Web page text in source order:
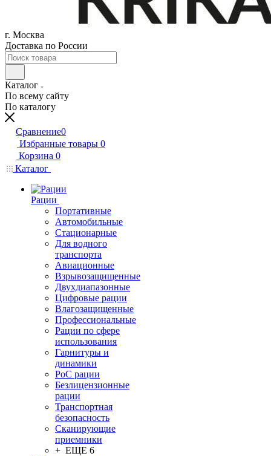
г. Москва
Доставка по России
Каталог
По всему сайту
По каталогу
Сравнение0
Избранные товары 0
Корзина 0
Каталог
Рации
Портативные
Автомобильные
Стационарные
Для водного
транспорта
Авиационные
Взрывозащищенные
Двухдиапазонные
Цифровые рации
Влагозащищенные
Профессиональные
Рации по сфере
использования
Гарнитуры и
динамики
PoC рации
Безлицензионные
рации
Транспортная
безопасность
Сканирующие
приемники
+ ЕЩЕ 6